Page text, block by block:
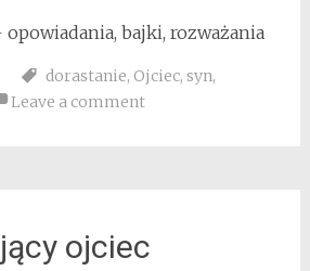
bajki, rozważania
dorastanie, Ojciec, syn,
Leave a comment
ojciec